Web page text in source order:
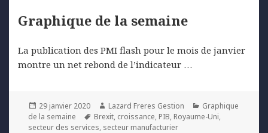
Graphique de la semaine
La publication des PMI flash pour le mois de janvier
montre un net rebond de l’indicateur …
Posted
on
29 janvier 2020 Author
Lazard Freres Gestion Categories
Graphique
de la semaine
Tags
Brexit, croissance, PIB, Royaume-Uni,
secteur des services, secteur manufacturier